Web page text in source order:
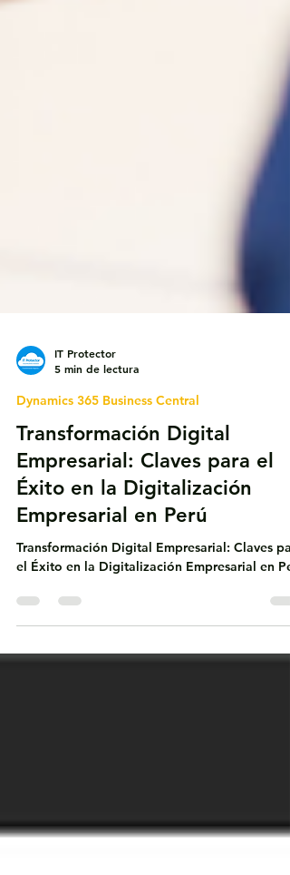
5 min de lectura
Dynamics 365 Business Central
Transformación Digital
Empresarial: Claves para el
Éxito en la Digitalización
Empresarial en Perú
el Éxito en la Digitalización Empresarial en